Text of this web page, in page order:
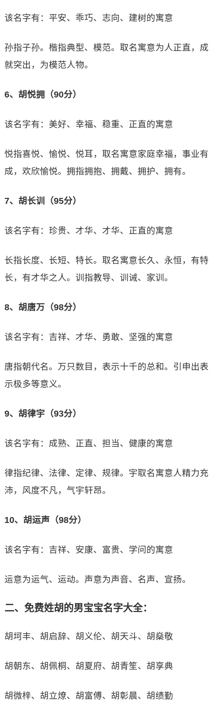
该名字有：平安、乖巧、志向、建树的寓意
孙指子孙。楷指典型、模范。取名寓意为人正直，成
就突出，为模范人物。
6、胡悦拥（90分）
该名字有：美好、幸福、稳重、正直的寓意
悦指喜悦、愉悦、悦耳，取名寓意家庭幸福，事业有
成，欢欣愉悦。拥指拥抱、拥戴、拥护、拥有。
7、胡长训（95分）
该名字有：珍贵、才华、才华、正直的寓意
长指长度、长短、特长。取名寓意长久、永恒，有特
长，有才华之人。训指教导、训诫、家训。
8、胡唐万（98分）
该名字有：吉祥、才华、勇敢、坚强的寓意
唐指朝代名。万只数目，表示十千的总和。引申出表
示极多等意义。
9、胡律宇（93分）
该名字有：成熟、正直、担当、健康的寓意
律指纪律、法律、定律、规律。宇取名寓意人精力充
沛，风度不凡，气宇轩昂。
10、胡运声（98分）
该名字有：吉祥、安康、富贵、学问的寓意
运意为运气、运动。声意为声音、名声、宣扬。
二、免费姓胡的男宝宝名字大全：
胡坷丰、胡启辞、胡义伦、胡天斗、胡燊敬
胡朝东、胡佩桐、胡夏府、胡青笙、胡享典
胡微梓、胡立燎、胡富傅、胡彰晨、胡绩勤